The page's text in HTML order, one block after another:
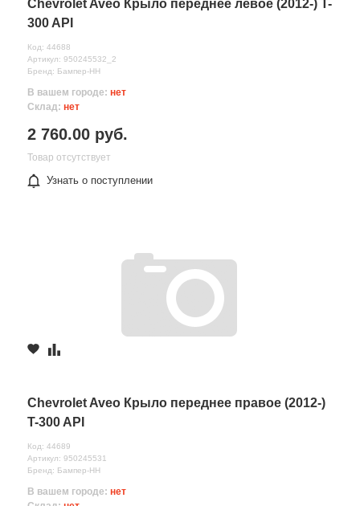
Chevrolet Aveo Крыло переднее левое (2012-) T-
300 API
Код: 44688
Артикул: 950245532_2
Бренд: Бампер-НН
В вашем городе: нет
Склад: нет
2 760.00 руб.
Товар отсутствует
Узнать о поступлении
Chevrolet Aveo Крыло переднее правое (2012-)
T-300 API
Код: 44689
Артикул: 950245531
Бренд: Бампер-НН
В вашем городе: нет